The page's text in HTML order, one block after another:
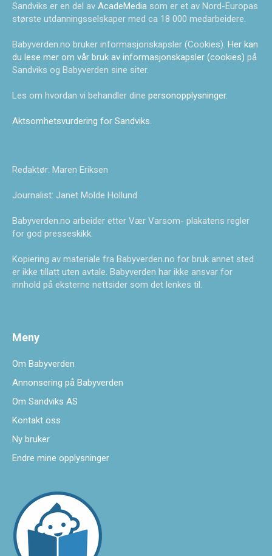
Sandviks er en del av AcadeMedia som er et av Nord-Europas
største utdanningsselskaper med ca 18 000 medarbeidere.
Babyverden.no bruker informasjonskapsler (Cookies). Her kan
du lese mer om vår bruk av informasjonskapsler (cookies) på
Sandviks og Babyverden sine siter.
Les om hvordan vi behandler dine personopplysninger.
Aktsomhetsvurdering for Sandviks.
Redaktør: Maren Eriksen
Journalist: Janet Molde Hollund
Babyverden.no arbeider etter Vær Varsom- plakatens regler
for god presseskikk.
Kopiering av materiale fra Babyverden.no for bruk annet sted
er ikke tillatt uten avtale. Babyverden har ikke ansvar for
innhold på eksterne nettsider som det lenkes til.
Meny
Om Babyverden
Annonsering på Babyverden
Om Sandviks AS
Kontakt oss
Ny bruker
Endre mine opplysninger